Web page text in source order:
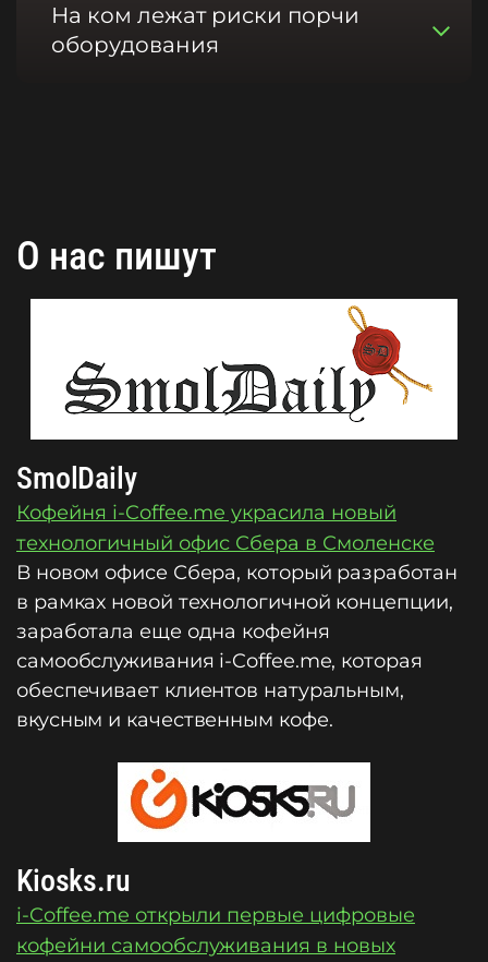
На ком лежат риски порчи
оборудования
О нас пишут
SmolDaily
Кофейня i-Coffee.me украсила новый
технологичный офис Сбера в Смоленске
В новом офисе Сбера, который разработан
в рамках новой технологичной концепции,
заработала еще одна кофейня
самообслуживания i-Coffee.me, которая
обеспечивает клиентов натуральным,
вкусным и качественным кофе.
Kiosks.ru
i-Coffee.me открыли первые цифровые
кофейни самообслуживания в новых